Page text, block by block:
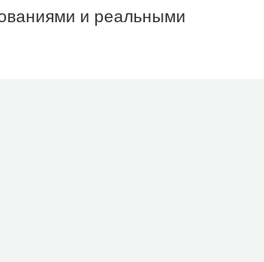
и реальными